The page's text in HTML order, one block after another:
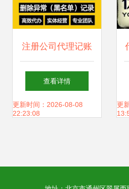
注册公司代理记账
服务 一站式解决方
案与优选产品推荐
查看详情
更新时间：2026-08-08
22:23:08
更